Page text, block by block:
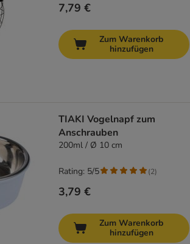
7,79 €
Zum Warenkorb
hinzufügen
TIAKI Vogelnapf zum
Anschrauben
200ml / Ø 10 cm
3,79 €
Rating: 5/5 (2)
Zum Warenkorb
hinzufügen